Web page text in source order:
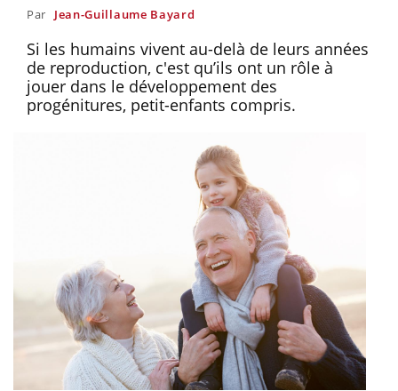
Par Jean-Guillaume Bayard
Si les humains vivent au-delà de leurs années
de reproduction, c'est qu’ils ont un rôle à
jouer dans le développement des
progénitures, petit-enfants compris.